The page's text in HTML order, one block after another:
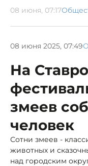
08 июня, 07:17
08 июня 2025, 07:49
На
змеев
человек
Сотни змеев -
животных и
над городским